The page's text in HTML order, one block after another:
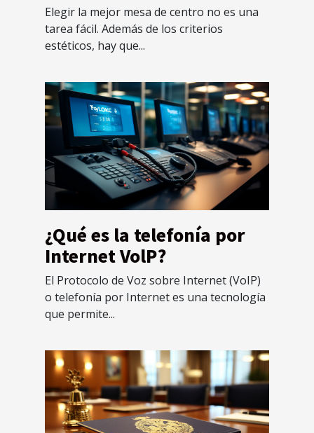
Elegir la mejor mesa de centro no es una
tarea fácil. Además de los criterios
estéticos, hay que...
¿Qué es la telefonía por
Internet VolP?
El Protocolo de Voz sobre Internet (VoIP)
o telefonía por Internet es una tecnología
que permite...